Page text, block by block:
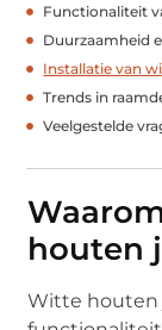
Functionaliteit
Duurzaamheid
Installatie van
Trends in
Veelgestelde
houten
Witte houten